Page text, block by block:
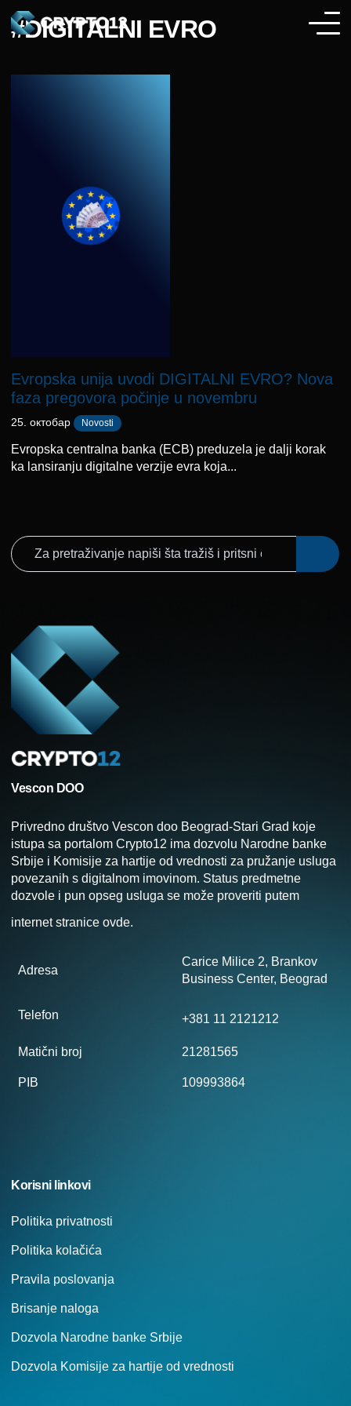
#DIGITALNI EVRO
Evropska unija uvodi DIGITALNI EVRO? Nova
faza pregovora počinje u novembru
25. октобар Novosti
Evropska centralna banka (ECB) preduzela je dalji korak
ka lansiranju digitalne verzije evra koja...
Vescon DOO
Privredno društvo Vescon doo Beograd-Stari Grad koje
istupa sa portalom Crypto12 ima dozvolu Narodne banke
Srbije i Komisije za hartije od vrednosti za pružanje usluga
povezanih s digitalnom imovinom. Status predmetne
dozvole i pun opseg usluga se može proveriti putem
internet stranice ovde.
Adresa
Carice Milice 2, Brankov
Business Center, Beograd
Telefon +381 11 2121212
Matični broj 21281565
PIB 109993864
Korisni linkovi
Politika privatnosti
Politika kolačića
Pravila poslovanja
Brisanje naloga
Dozvola Narodne banke Srbije
Dozvola Komisije za hartije od vrednosti